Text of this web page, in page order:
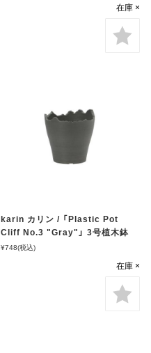
在庫 ×
karin カリン / 「Plastic Pot
Cliff No.3 "Gray"」 3号植木鉢
¥748(税込)
在庫 ×